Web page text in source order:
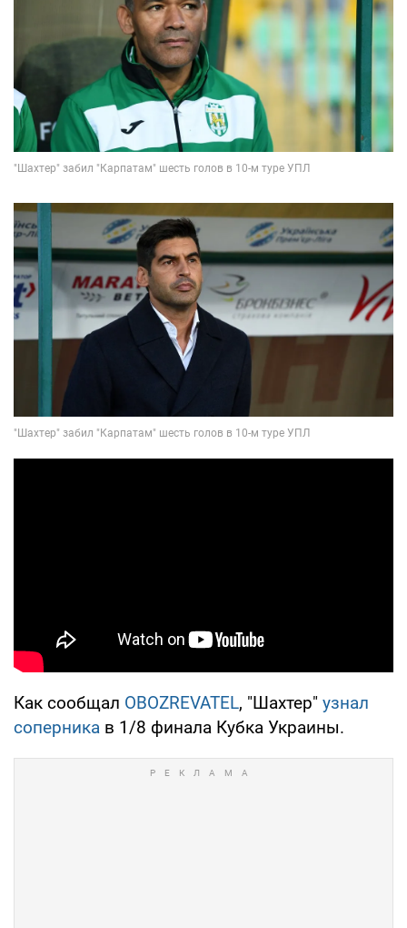
Как сообщал OBOZREVATEL, "Шахтер" узнал
соперника в 1/8 финала Кубка Украины.